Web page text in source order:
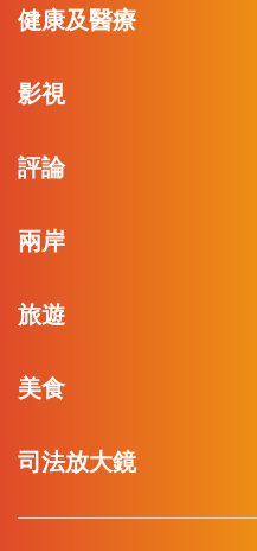
健康及醫療
影視
評論
兩岸
旅遊
美食
司法放大鏡